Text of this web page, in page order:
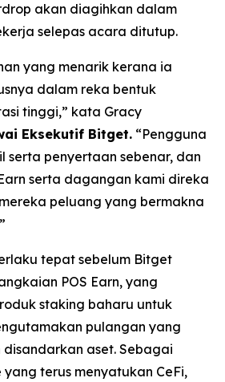
akan diagihkan dalam
selepas acara ditutup.
yang menarik kerana ia
dalam reka bentuk
tinggi,” kata Gracy
Eksekutif Bitget. “Pengguna
serta penyertaan sebenar, dan
serta dagangan kami direka
peluang yang bermakna
tepat sebelum Bitget
POS Earn, yang
staking baharu untuk
pulangan yang
aset. Sebagai
yang terus menyatukan CeFi,